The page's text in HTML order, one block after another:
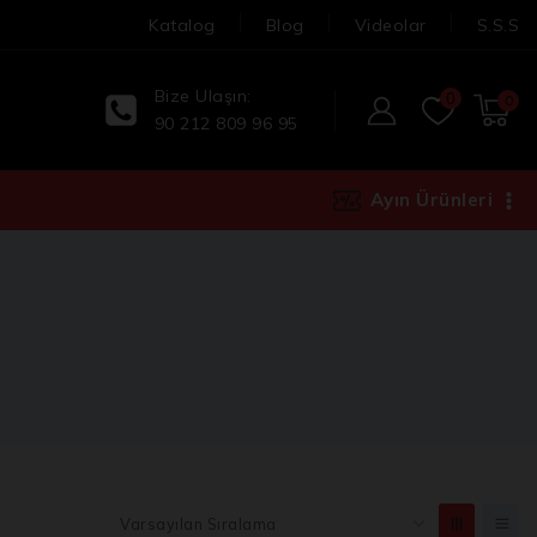
Katalog Blog Videolar S.S.S
Bize Ulaşın:
90 212 809 96 95
0 0
Ayın Ürünleri